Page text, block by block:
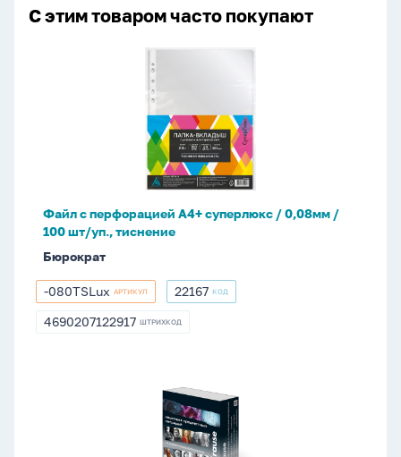
С этим товаром часто покупают
100
шт/
уп.,
тиснение
Файл с перфорацией А4+ суперлюкс / 0,08мм /
100 шт/уп., тиснение
Бюрократ
-080TSLux
-080TSLux АРТИКУЛ 22167
22167 КОД
4690207122917
4690207122917 ШТРИХКОД